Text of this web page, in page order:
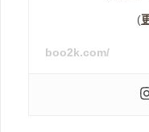
(
boo2k.com/